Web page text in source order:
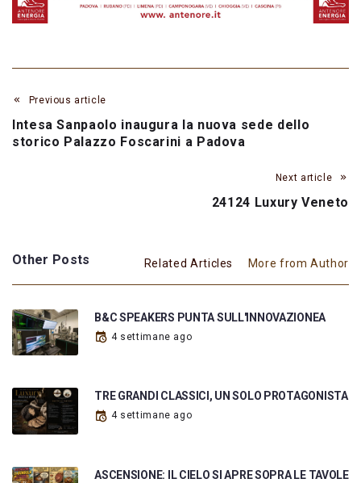
Previous article
Intesa Sanpaolo inaugura la nuova sede dello
storico Palazzo Foscarini a Padova
Next article
24124 Luxury Veneto
Other Posts Related Articles More from Author
B&C SPEAKERS PUNTA SULL'INNOVAZIONEA
4 settimane ago
TRE GRANDI CLASSICI, UN SOLO PROTAGONISTA
4 settimane ago
ASCENSIONE: IL CIELO SI APRE SOPRA LE TAVOLE